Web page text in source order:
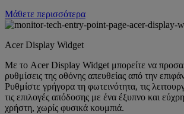
Μάθετε περισσότερα
Acer Display Widget
Με το Acer Display Widget μπορείτε να
ρυθμίσεις της οθόνης απευθείας από την
Ρυθμίστε γρήγορα τη φωτεινότητα, τις
τις επιλογές απόδοσης με ένα έξυπνο και
χρήστη, χωρίς φυσικά κουμπιά.